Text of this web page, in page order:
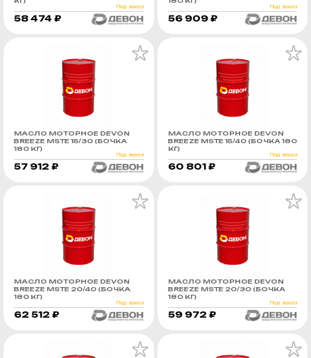
Под заказ
58 474 ₽
Под заказ
56 909 ₽
МАСЛО МОТОРНОЕ DEVON
BREEZE MSTE 15/30 (БОЧКА
180 КГ)
Под заказ
57 912 ₽
МАСЛО МОТОРНОЕ DEVON
BREEZE MSTE 15/40 (БОЧКА 180
КГ)
Под заказ
60 801 ₽
МАСЛО МОТОРНОЕ DEVON
BREEZE MSTE 20/40 (БОЧКА
180 КГ)
Под заказ
62 512 ₽
МАСЛО МОТОРНОЕ DEVON
BREEZE MSTE 20/30 (БОЧКА
180 КГ)
Под заказ
59 972 ₽